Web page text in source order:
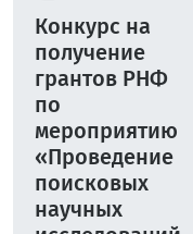
Конкурс на
получение
грантов РНФ
по
мероприятию
«Проведение
поисковых
научных